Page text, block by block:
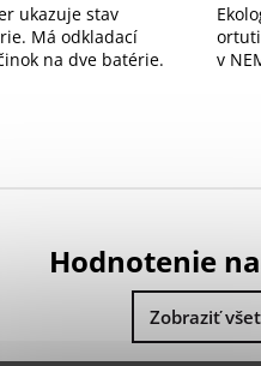
ukazuje stav
Má odkladací
na dve batérie.
v
Hodnotenie
Zobraziť